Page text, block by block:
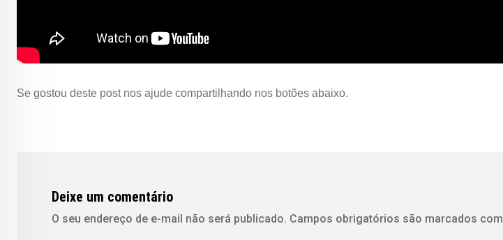
Se gostou deste post nos ajude compartilhando nos botões abaixo.
Deixe um comentário
O seu endereço de e-mail não será publicado. Campos obrigatórios são marcados com